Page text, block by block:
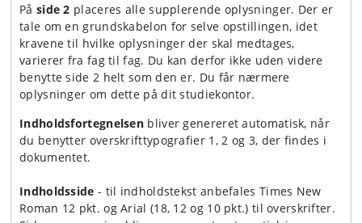
På side 2 placeres alle supplerende oplysninger. Der er
tale om en grundskabelon for selve opstillingen, idet
kravene til hvilke oplysninger der skal medtages,
varierer fra fag til fag. Du kan derfor ikke uden videre
benytte side 2 helt som den er. Du får nærmere
oplysninger om dette på dit studiekontor.
Indholdsfortegnelsen bliver genereret automatisk, når
du benytter overskrifttypografier 1, 2 og 3, der findes i
dokumentet.
Indholdsside - til indholdstekst anbefales Times New
Roman 12 pkt. og Arial (18, 12 og 10 pkt.) til overskrifter.